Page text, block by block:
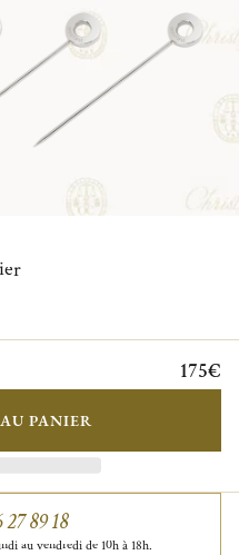
175€
PANIER
89 18
au vendredi de 10h à 18h.